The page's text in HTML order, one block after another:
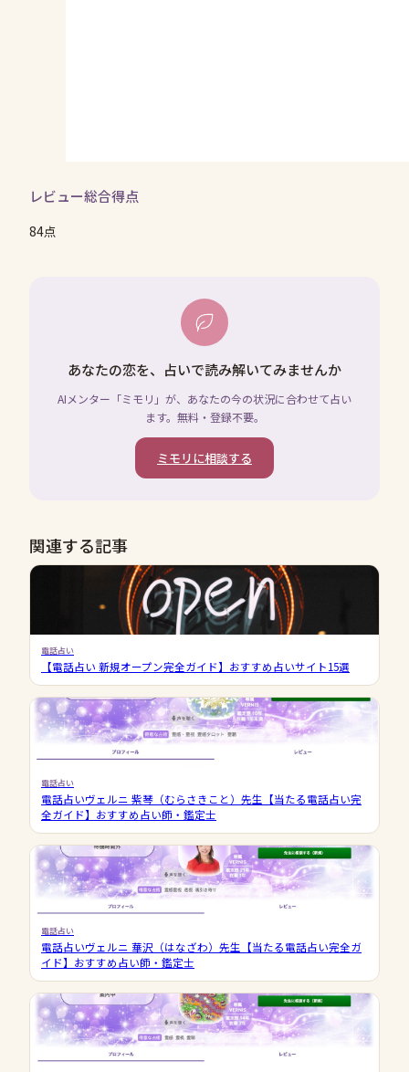
レビュー総合得点
84点
あなたの恋を、占いで読み解いてみませんか
AIメンター「ミモリ」が、あなたの今の状況に合わせて占い
ます。無料・登録不要。
ミモリに相談する
関連する記事
電話占い
【電話占い 新規オープン完全ガイド】おすすめ占いサイト15選
電話占い
電話占いヴェルニ 紫琴（むらさきこと）先生【当たる電話占い完
全ガイド】おすすめ占い師・鑑定士
電話占い
電話占いヴェルニ 華沢（はなざわ）先生【当たる電話占い完全ガ
イド】おすすめ占い師・鑑定士